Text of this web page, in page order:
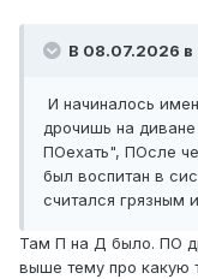
В 08.07.2026 в
И начиналось
дрочишь на
ПОехать", ПОсле
был воспитан в
считался грязным
Там П на Д было. ПО
выше тему про какую